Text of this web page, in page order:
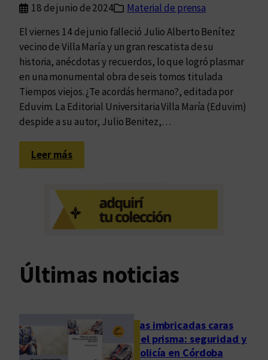
18 de junio de 2024
Material de prensa
El viernes 14 de junio falleció Julio Alberto Benítez
vecino de Villa María y un gran rescatista de su
historia, anécdotas y recuerdos, lo que logró plasmar
en una monumental obra de seis tomos titulada
Tiempos viejos. ¿Te acordás hermano?, editada por
Eduvim. La Editorial Universitaria Villa María (Eduvim)
despide a su autor, Julio Benitez,…
Leer más:
H
t
a
e
r
e
Últimas noticias
Las imbricadas caras
del prisma: seguridad y
policía en Córdoba